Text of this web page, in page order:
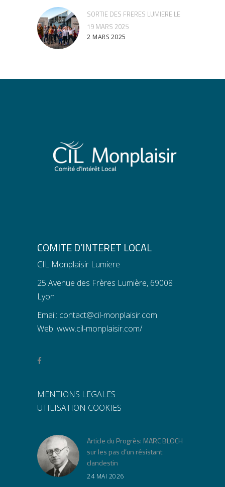
SORTIE DES FRERES LUMIERE LE
19 MARS 2025
2 MARS 2025
COMITE D’INTERET LOCAL
CIL Monplaisir Lumiere
25 Avenue des Frères Lumière, 69008
Lyon
Email: contact@cil-monplaisir.com
Web: www.cil-monplaisir.com/
MENTIONS LEGALES
UTILISATION COOKIES
Article du Progrès: MARC BLOCH
sur les pas d’un résistant
clandestin
24 MAI 2026